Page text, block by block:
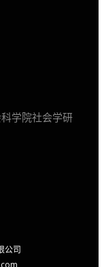
学院社会学研
公司